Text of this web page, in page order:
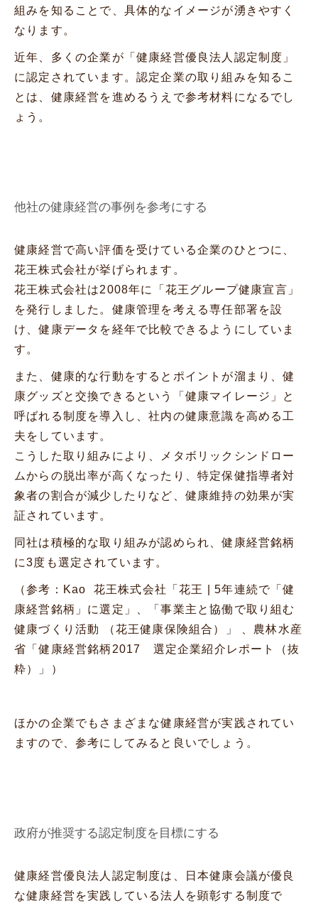
組みを知ることで、具体的なイメージが湧きやすく
なります。
近年、多くの企業が「健康経営優良法人認定制度」
に認定されています。認定企業の取り組みを知るこ
とは、健康経営を進めるうえで参考材料になるでし
ょう。
他社の健康経営の事例を参考にする
健康経営で高い評価を受けている企業のひとつに、
花王株式会社が挙げられます。
花王株式会社は2008年に「花王グループ健康宣言」
を発行しました。健康管理を考える専任部署を設
け、健康データを経年で比較できるようにしていま
す。
また、健康的な行動をするとポイントが溜まり、健
康グッズと交換できるという「健康マイレージ」と
呼ばれる制度を導入し、社内の健康意識を高める工
夫をしています。
こうした取り組みにより、メタボリックシンドロー
ムからの脱出率が高くなったり、特定保健指導者対
象者の割合が減少したりなど、健康維持の効果が実
証されています。
同社は積極的な取り組みが認められ、健康経営銘柄
に3度も選定されています。
（参考：Kao 花王株式会社「花王 | 5年連続で「健
康経営銘柄」に選定 」、「事業主と協働で取り組む
健康づくり活動 （花王健康保険組合）
」 、農林水産
省「健康経営銘柄2017 選定企業紹介レポート（抜
粋）
」）
ほかの企業でもさまざまな健康経営が実践されてい
ますので、参考にしてみると良いでしょう。
政府が推奨する認定制度を目標にする
健康経営優良法人認定制度は、日本健康会議が優良
な健康経営を実践している法人を顕彰する制度で